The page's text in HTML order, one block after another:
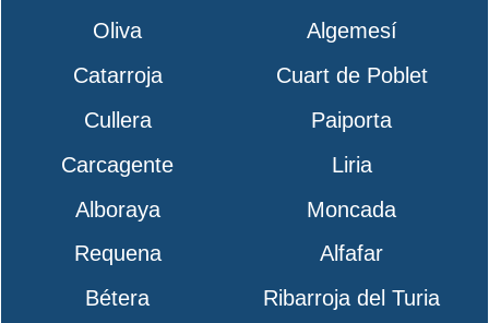
Oliva
Algemesí
Catarroja
Cuart de Poblet
Cullera
Paiporta
Carcagente
Liria
Alboraya
Moncada
Requena
Alfafar
Bétera
Ribarroja del Turia